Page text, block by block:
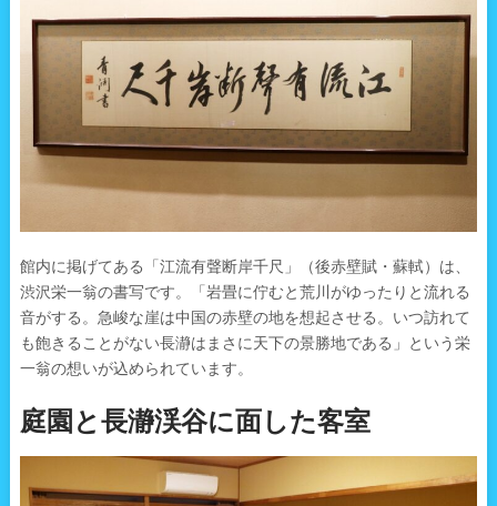
館内に掲げてある「江流有聲断岸千尺」（後赤壁賦・蘇軾）は、
渋沢栄一翁の書写です。「岩畳に佇むと荒川がゆったりと流れる
音がする。急峻な崖は中国の赤壁の地を想起させる。いつ訪れて
も飽きることがない長瀞はまさに天下の景勝地である」という栄
一翁の想いが込められています。
庭園と長瀞渓谷に面した客室